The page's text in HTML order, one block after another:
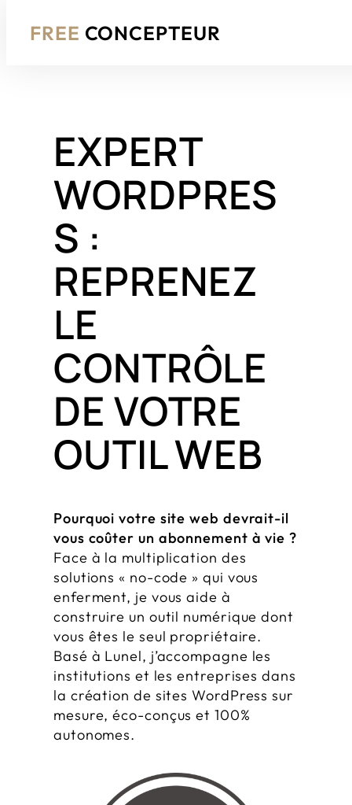
contenu
FREE CONCEPTEUR
EXPERT
WORDPRES
S :
REPRENEZ
LE
CONTRÔLE
DE VOTRE
OUTIL WEB
Pourquoi votre site web devrait-il
vous coûter un abonnement à vie ?
Face à la multiplication des
solutions « no-code » qui vous
enferment, je vous aide à
construire un outil numérique dont
vous êtes le seul propriétaire.
Basé à Lunel, j’accompagne les
institutions et les entreprises dans
la création de sites WordPress sur
mesure, éco-conçus et 100%
autonomes.